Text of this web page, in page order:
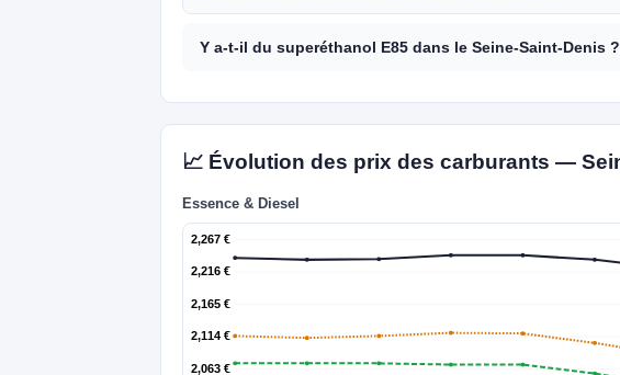
Y a-t-il du superéthanol E85 dans le Seine-Saint-Denis ?
📈 Évolution des prix des carburants —
Essence & Diesel
2,063 €
2,114 €
2,165 €
2,216 €
2,267 €